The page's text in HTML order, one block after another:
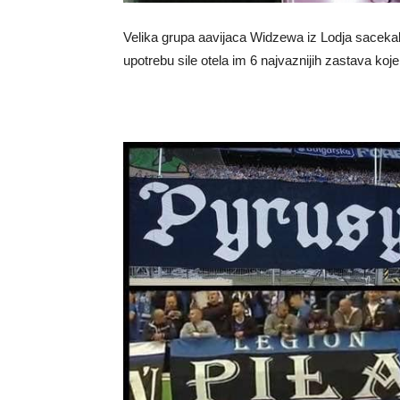
Velika grupa aavijaca Widzewa iz Lodja
upotrebu sile otela im 6 najvaznijih zastava